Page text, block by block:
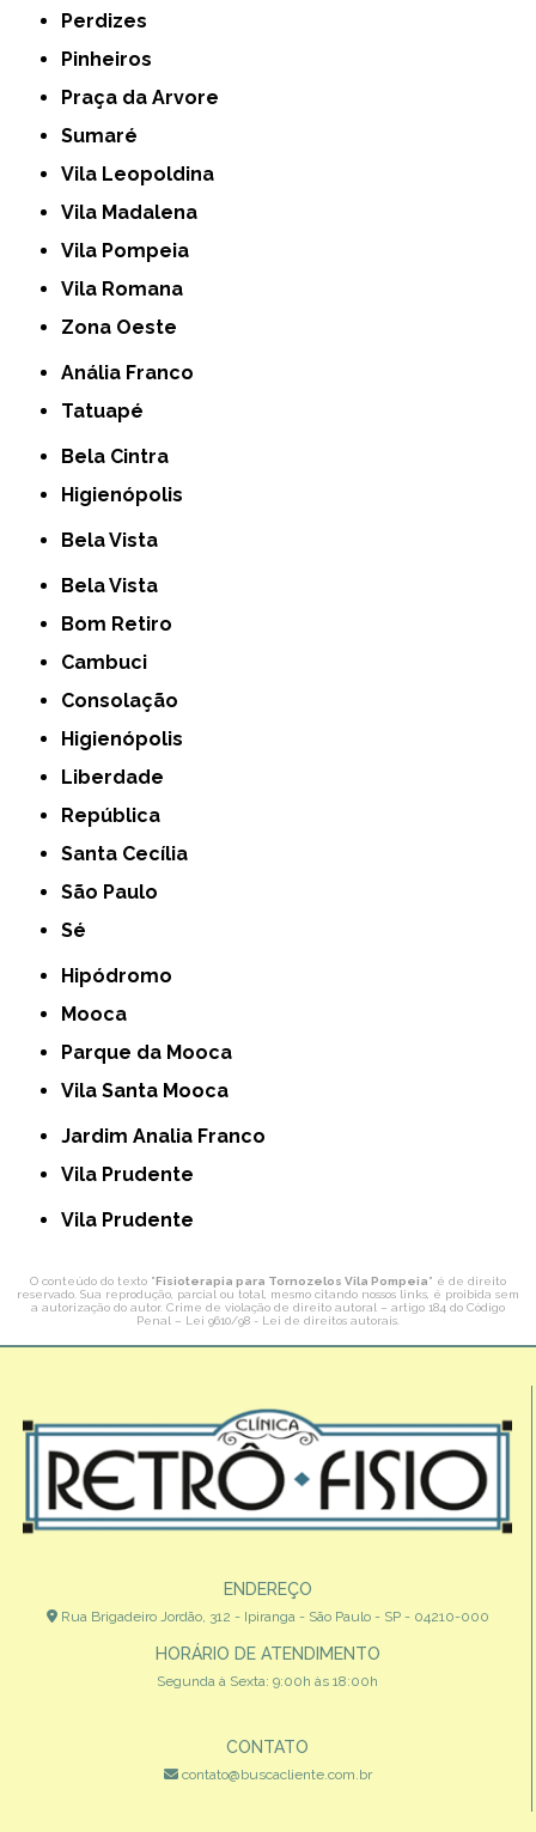
Perdizes
Pinheiros
Praça da Arvore
Sumaré
Vila Leopoldina
Vila Madalena
Vila Pompeia
Vila Romana
Zona Oeste
Anália Franco
Tatuapé
Bela Cintra
Higienópolis
Bela Vista
Bela Vista
Bom Retiro
Cambuci
Consolação
Higienópolis
Liberdade
República
Santa Cecília
São Paulo
Sé
Hipódromo
Mooca
Parque da Mooca
Vila Santa Mooca
Jardim Analia Franco
Vila Prudente
Vila Prudente
O conteúdo do texto "Fisioterapia para Tornozelos Vila Pompeia" é de direito
reservado. Sua reprodução, parcial ou total, mesmo citando nossos links, é proibida sem
a autorização do autor. Crime de violação de direito autoral – artigo 184 do Código
Penal – Lei 9610/98 - Lei de direitos autorais
ENDEREÇO
Rua Brigadeiro Jordão, 312 - Ipiranga - São Paulo - SP - 04210-000
HORÁRIO DE ATENDIMENTO
Segunda à Sexta: 9:00h às 18:00h
CONTATO
contato@buscacliente.com.br